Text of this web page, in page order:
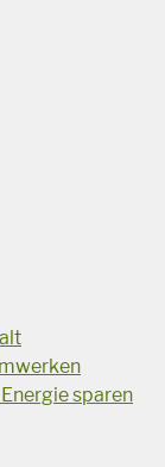
sparen